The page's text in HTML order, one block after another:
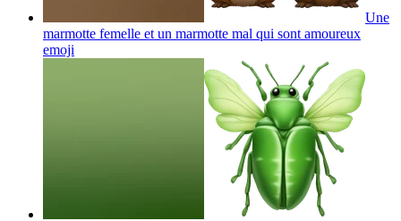
Une
marmotte femelle et un marmotte mal qui sont amoureux
emoji